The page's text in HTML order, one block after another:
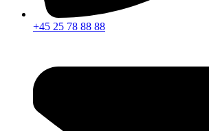
+45 25 78 88 88